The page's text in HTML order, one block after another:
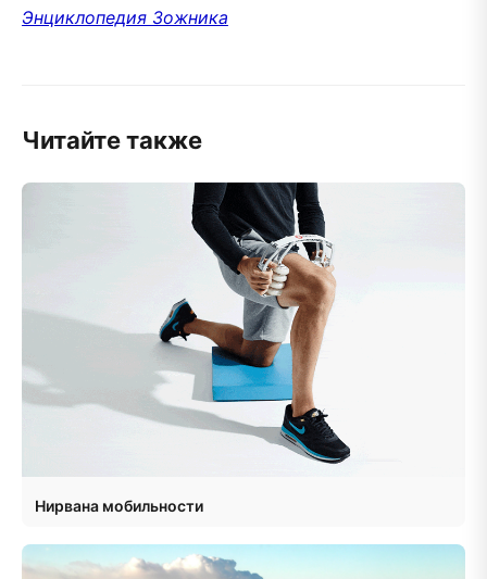
Энциклопедия Зожника
Читайте также
Нирвана мобильности